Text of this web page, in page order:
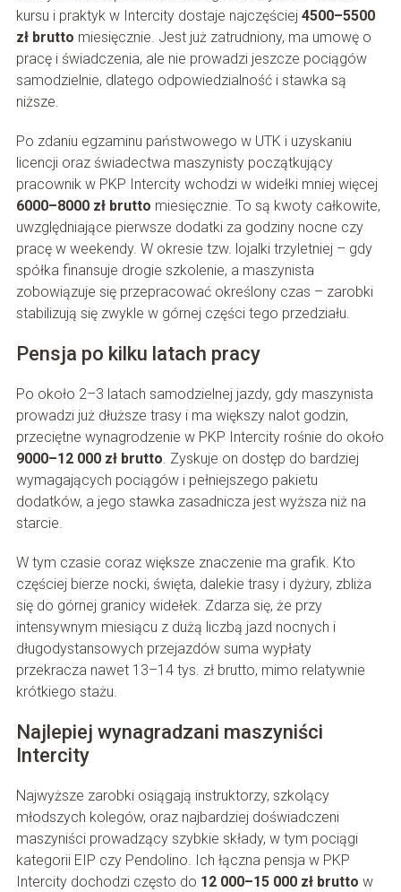
kursu i praktyk w Intercity dostaje najczęściej 4500–5500
zł brutto miesięcznie. Jest już zatrudniony, ma umowę o
pracę i świadczenia, ale nie prowadzi jeszcze pociągów
samodzielnie, dlatego odpowiedzialność i stawka są
niższe.
Po zdaniu egzaminu państwowego w UTK i uzyskaniu
licencji oraz świadectwa maszynisty początkujący
pracownik w PKP Intercity wchodzi w widełki mniej więcej
6000–8000 zł brutto miesięcznie. To są kwoty całkowite,
uwzględniające pierwsze dodatki za godziny nocne czy
pracę w weekendy. W okresie tzw. lojalki trzyletniej – gdy
spółka finansuje drogie szkolenie, a maszynista
zobowiązuje się przepracować określony czas – zarobki
stabilizują się zwykle w górnej części tego przedziału.
Pensja po kilku latach pracy
Po około 2–3 latach samodzielnej jazdy, gdy maszynista
prowadzi już dłuższe trasy i ma większy nalot godzin,
przeciętne wynagrodzenie w PKP Intercity rośnie do około
9000–12 000 zł brutto. Zyskuje on dostęp do bardziej
wymagających pociągów i pełniejszego pakietu
dodatków, a jego stawka zasadnicza jest wyższa niż na
starcie.
W tym czasie coraz większe znaczenie ma grafik. Kto
częściej bierze nocki, święta, dalekie trasy i dyżury, zbliża
się do górnej granicy widełek. Zdarza się, że przy
intensywnym miesiącu z dużą liczbą jazd nocnych i
długodystansowych przejazdów suma wypłaty
przekracza nawet 13–14 tys. zł brutto, mimo relatywnie
krótkiego stażu.
Najlepiej wynagradzani maszyniści
Intercity
Najwyższe zarobki osiągają instruktorzy, szkolący
młodszych kolegów, oraz najbardziej doświadczeni
maszyniści prowadzący szybkie składy, w tym pociągi
kategorii EIP czy Pendolino. Ich łączna pensja w PKP
Intercity dochodzi często do 12 000–15 000 zł brutto w